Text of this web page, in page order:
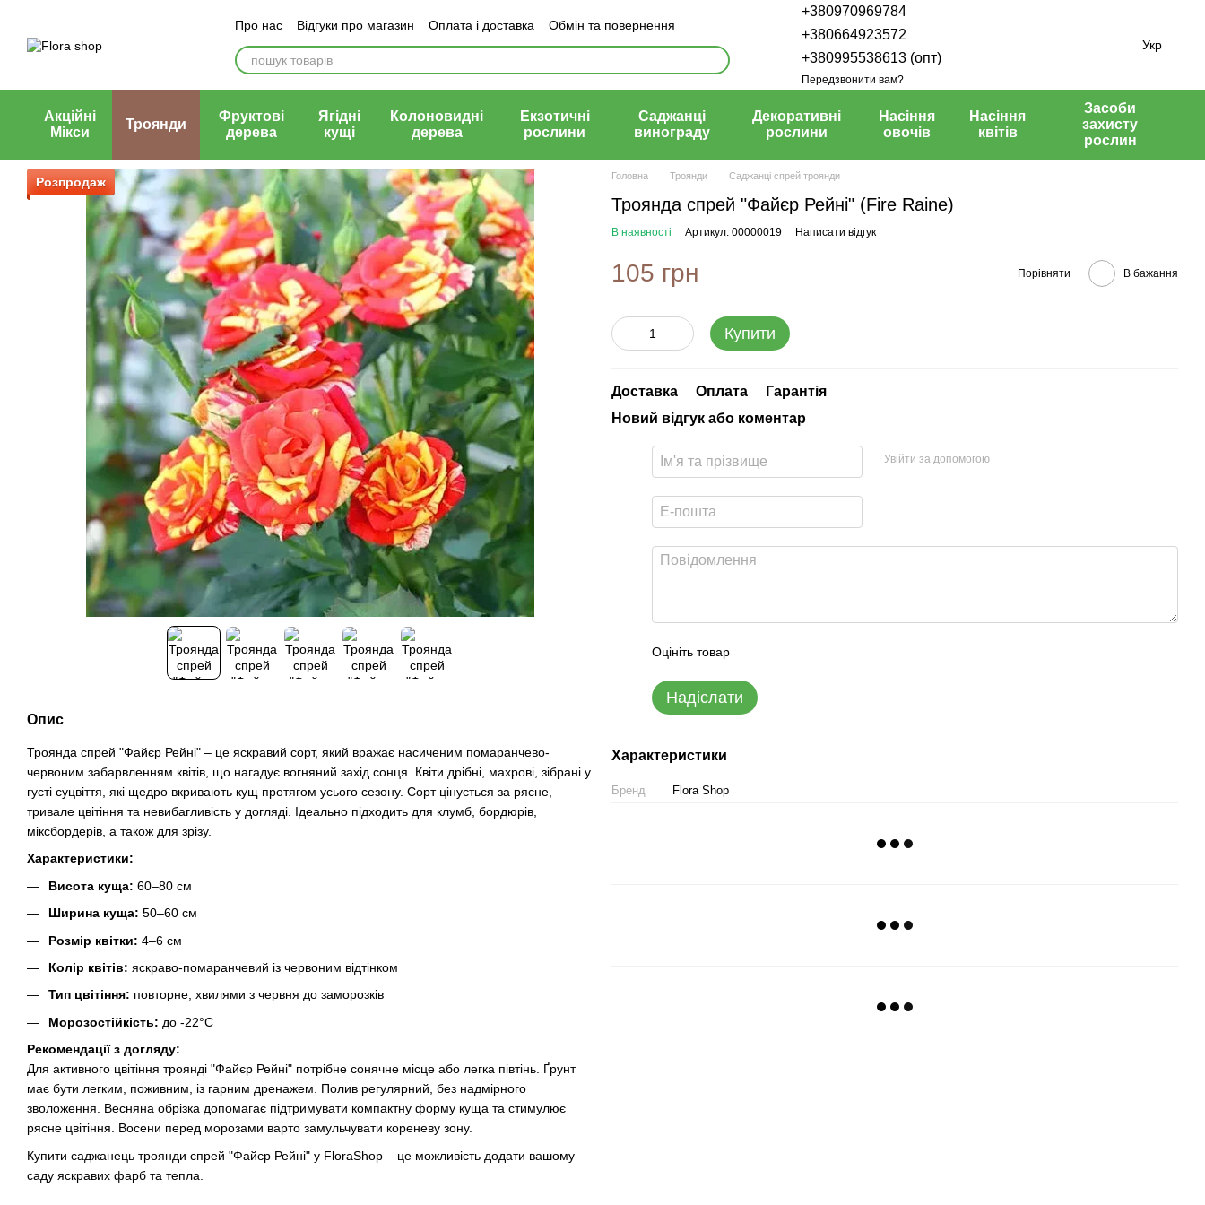
Про нас Відгуки про магазин Оплата і доставка
Обмін та повернення
Блог магазину
Публічний договір (оферта)
+380970969784
+380664923572
+380995538613 (опт)
Передзвонити вам?
Укр
Акційні
Мікси
Троянди
Фруктові
дерева
Ягідні
кущі
Колоновидні
дерева
Екзотичні
рослини
Саджанці
винограду
Декоративні
рослини
Насіння
овочів
Насіння
квітів
Засоби
захисту
рослин
Розпродаж
Опис
Троянда спрей "Файєр Рейні" – це яскравий сорт, який вражає насиченим помаранчево-
червоним забарвленням квітів, що нагадує вогняний захід сонця. Квіти дрібні, махрові, зібрані у
густі суцвіття, які щедро вкривають кущ протягом усього сезону. Сорт цінується за рясне,
тривале цвітіння та невибагливість у догляді. Ідеально підходить для клумб, бордюрів,
міксбордерів, а також для зрізу.
Характеристики:
Висота куща: 60–80 см
Ширина куща: 50–60 см
Розмір квітки: 4–6 см
Колір квітів: яскраво-помаранчевий із червоним відтінком
Тип цвітіння: повторне, хвилями з червня до заморозків
Морозостійкість: до -22°C
Рекомендації з догляду:
Для активного цвітіння троянді "Файєр Рейні" потрібне сонячне місце або легка півтінь. Ґрунт
має бути легким, поживним, із гарним дренажем. Полив регулярний, без надмірного
зволоження. Весняна обрізка допомагає підтримувати компактну форму куща та стимулює
рясне цвітіння. Восени перед морозами варто замульчувати кореневу зону.
Купити саджанець троянди спрей "Файєр Рейні" у FloraShop – це можливість додати вашому
саду яскравих фарб та тепла.
Головна Троянди Саджанці спрей троянди
Троянда спрей "Файєр Рейні" (Fire Raine)
В наявності Артикул: 00000019 Написати відгук
105 грн Порівняти В бажання
Купити
Доставка Оплата
Гарантія
Новий відгук або коментар
Увійти за допомогою
Оцініть товар
Надіслати
Характеристики
Бренд Flora Shop